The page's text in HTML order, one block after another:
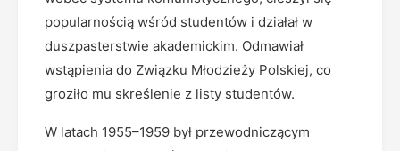
popularnością wśród studentów i działał w
duszpasterstwie akademickim. Odmawiał
wstąpienia do Związku Młodzieży Polskiej, co
groziło mu skreślenie z listy studentów.
W latach 1955–1959 był przewodniczącym